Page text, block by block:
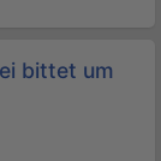
bittet um